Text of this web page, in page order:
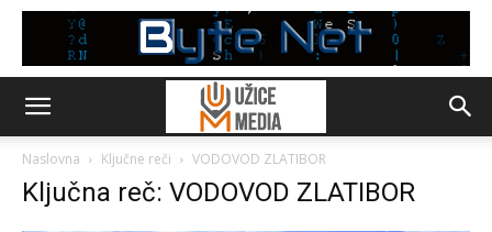
Naslovna Ključne reči VODOVOD ZLATIBOR
Ključna reč: VODOVOD ZLATIBOR